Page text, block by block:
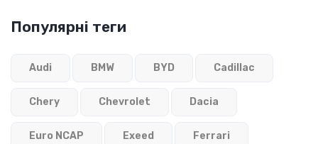
Популярні теги
Audi BMW BYD Cadillac
Chery Chevrolet Dacia
Euro NCAP Exeed Ferrari